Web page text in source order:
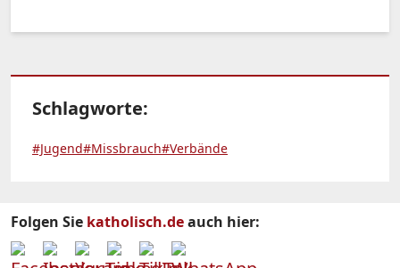
Schlagworte:
#Jugend#Missbrauch#Verbände
Folgen Sie katholisch.deauch hier: